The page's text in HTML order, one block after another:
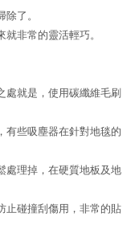
了。
非常的靈活輕巧。
處就是，使用碳纖維毛刷
有些吸塵器在針對地毯的
處理掉，在硬質地板及地
止碰撞刮傷用，非常的貼